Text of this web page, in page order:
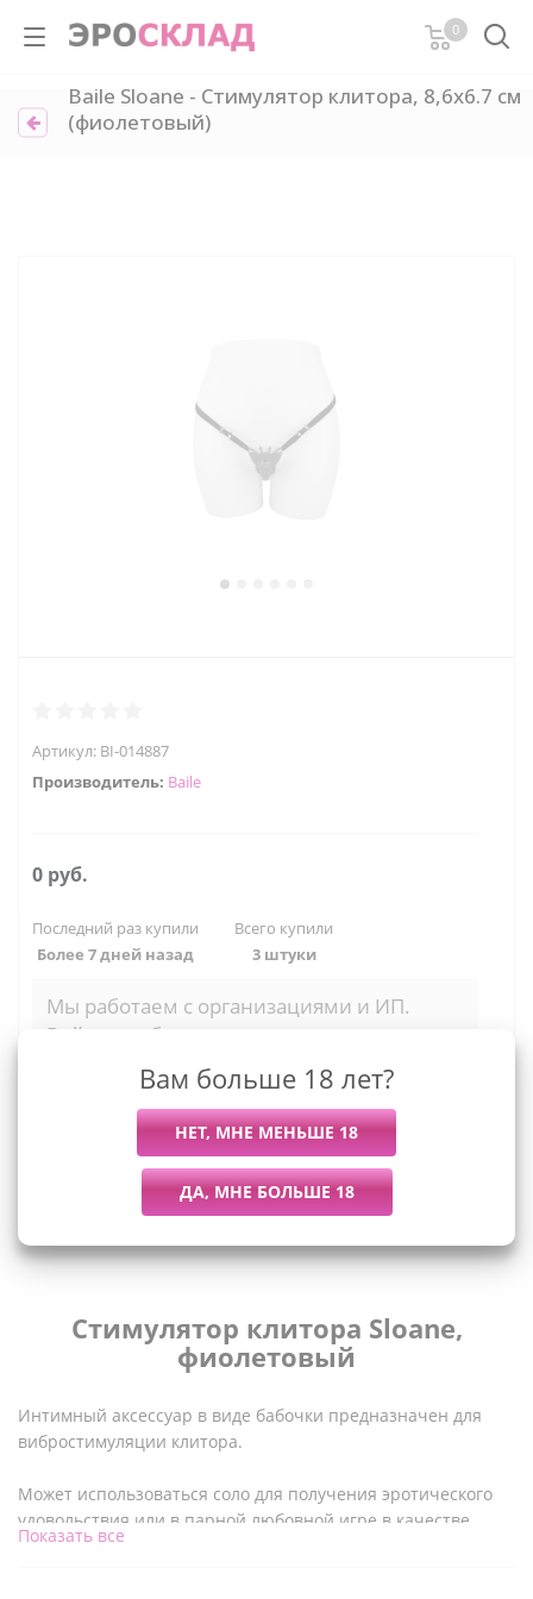
0
Baile Sloane - Стимулятор клитора, 8,6х6.7 см
(фиолетовый)
Артикул: BI-014887
Производитель: Baile
0 руб.
Последний раз купили
Более 7 дней назад
Всего купили
3 штуки
Мы работаем с организациями и ИП.
Войти, чтобы увидеть оптовые цены
Описание
Стимулятор клитора Sloane,
фиолетовый
Интимный аксессуар в виде бабочки предназначен для
вибростимуляции клитора.
Может использоваться соло для получения эротического
удовольствия или в парной любовной игре в качестве
прелюдии перед интимной близостью. Специальные
Показать все
Вам больше 18 лет?